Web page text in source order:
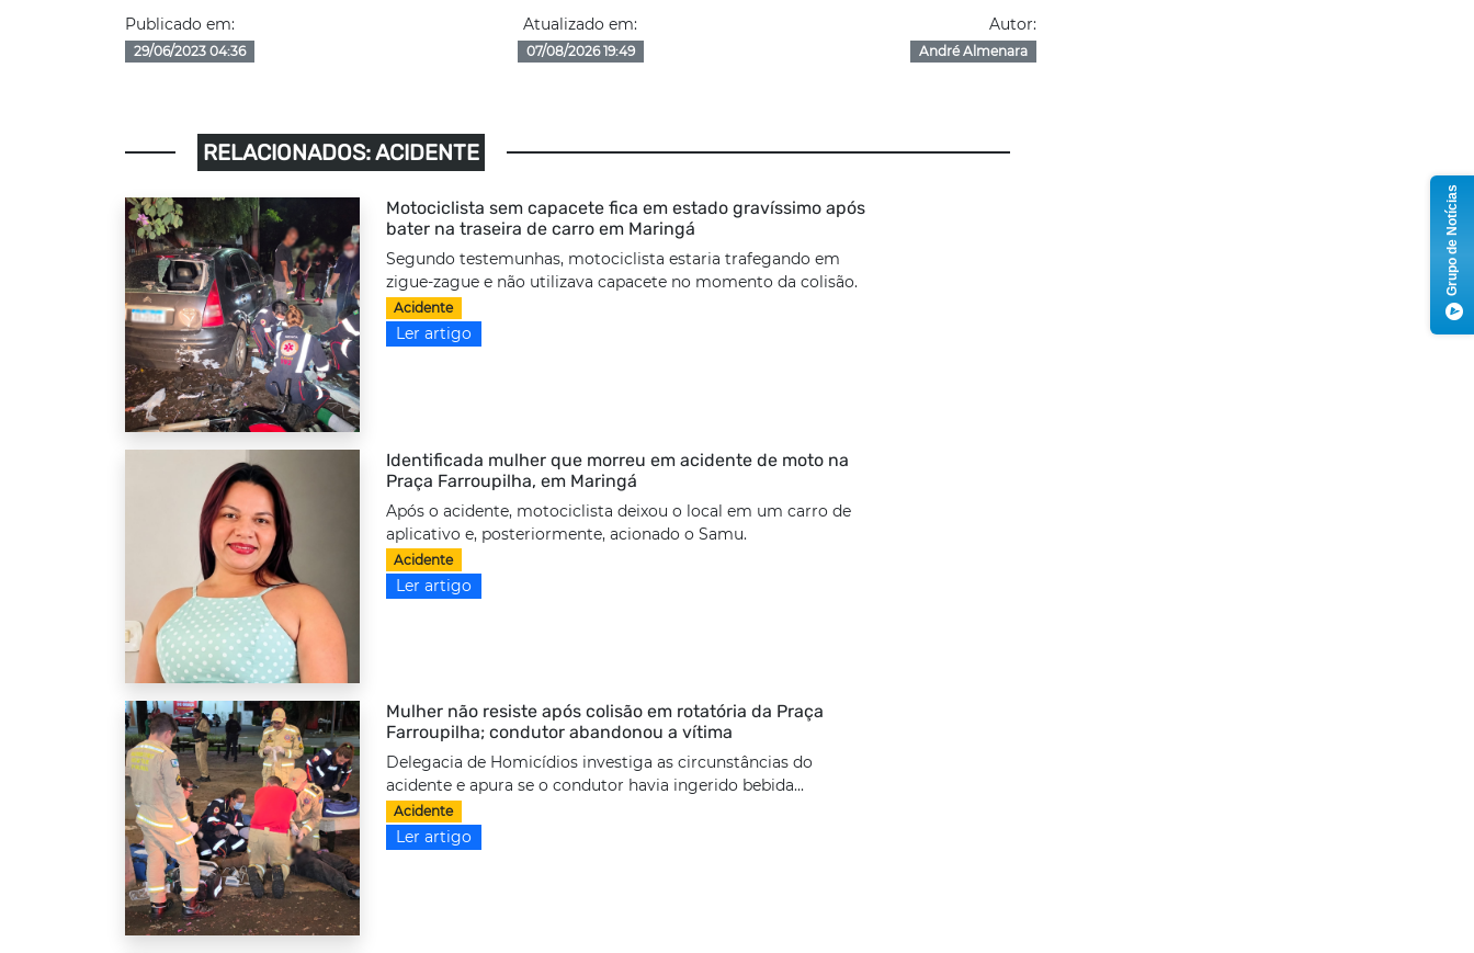
Publicado em:
29/06/2023 04:36
Atualizado em:
07/08/2026 19:49
Autor:
André Almenara
RELACIONADOS: ACIDENTE
Motociclista sem capacete fica em estado gravíssimo após
bater na traseira de carro em Maringá
Segundo testemunhas, motociclista estaria trafegando em
zigue-zague e não utilizava capacete no momento da colisão.
Acidente
Ler artigo
Identificada mulher que morreu em acidente de moto na
Praça Farroupilha, em Maringá
Após o acidente, motociclista deixou o local em um carro de
aplicativo e, posteriormente, acionado o Samu.
Acidente
Ler artigo
Mulher não resiste após colisão em rotatória da Praça
Farroupilha; condutor abandonou a vítima
Delegacia de Homicídios investiga as circunstâncias do
acidente e apura se o condutor havia ingerido bebida...
Acidente
Ler artigo
Grupo de Notícias